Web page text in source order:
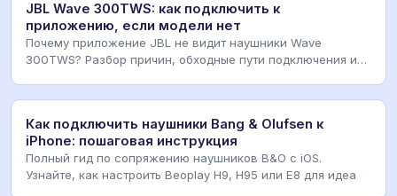
JBL Wave 300TWS: как подключить к
приложению, если модели нет
Почему приложение JBL не видит наушники Wave
300TWS? Разбор причин, обходные пути подключения и
Как подключить наушники Bang & Olufsen к
iPhone: пошаговая инструкция
Полный гид по сопряжению наушников B&O с iOS.
Узнайте, как настроить Beoplay H9, H95 или E8 для идеа